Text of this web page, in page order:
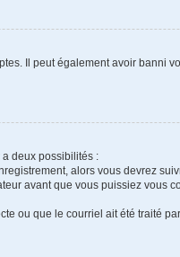
Il peut également avoir banni
a deux possibilités :
alors vous devrez
avant que vous puissiez vous
ou que le courriel ait été traité